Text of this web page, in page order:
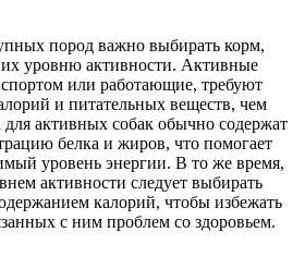
пород важно выбирать корм,
их уровню активности. Активные
или работающие, требуют
и питательных веществ, чем
активных собак обычно содержат
белка и жиров, что помогает
уровень энергии. В то же время,
активности следует выбирать
калорий, чтобы избежать
с ним проблем со здоровьем.